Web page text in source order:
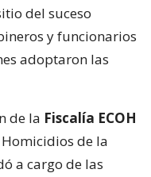
del suceso
y funcionarios
adoptaron las
de la Fiscalía ECOH
de la
a cargo de las